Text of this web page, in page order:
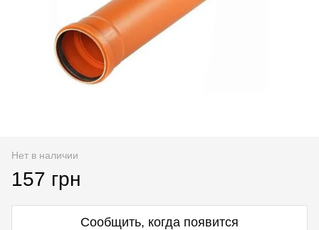
Нет в наличии
157 грн
Сообщить, когда появится